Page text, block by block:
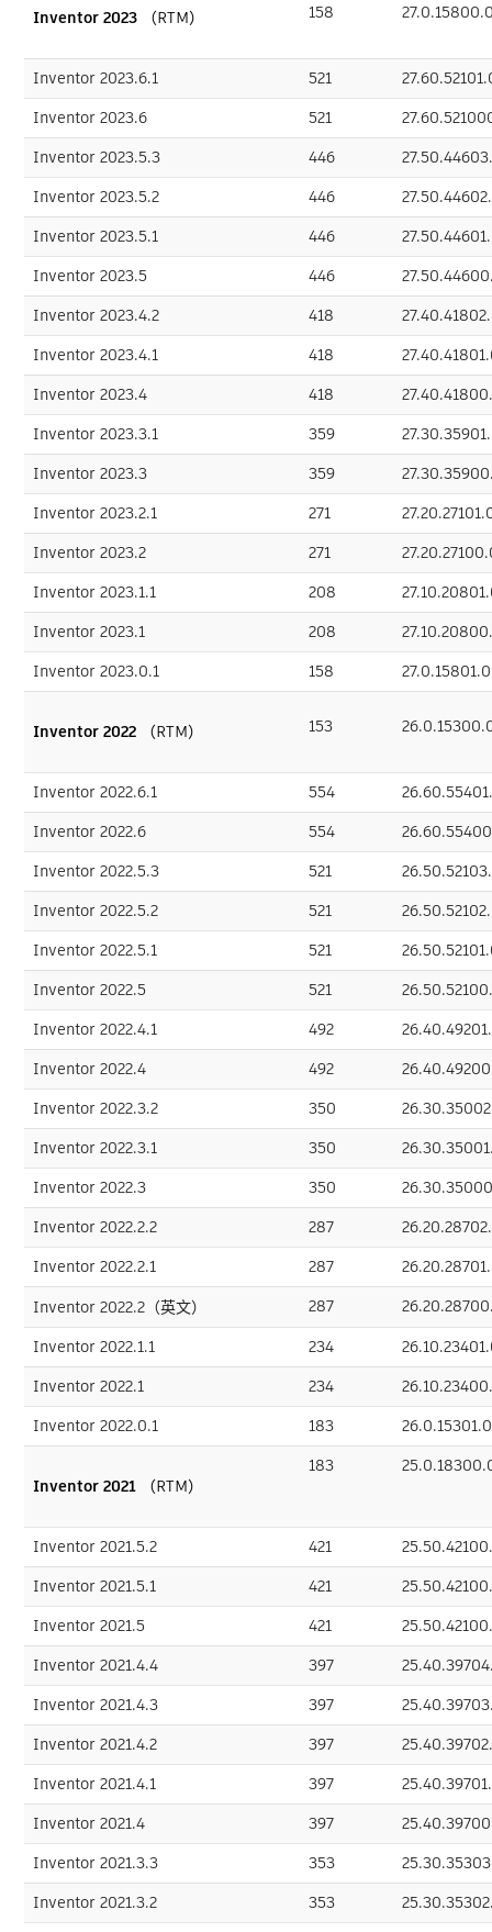
Inventor 2023 （RTM） 158
Inventor 2023.6.1 521
Inventor 2023.6
521
Inventor 2023.5.3
446
Inventor 2023.5.2
446
Inventor 2023.5.1
446
Inventor 2023.5
446
Inventor 2023.4.2
418
Inventor 2023.4.1
418
Inventor 2023.4
418
Inventor 2023.3.1
359
Inventor 2023.3
359
Inventor 2023.2.1
271
Inventor 2023.2
271
Inventor 2023.1.1
208
Inventor 2023.1
208
Inventor 2023.0.1
158
Inventor 2022 （RTM） 153
Inventor 2022.6.1 554
Inventor 2022.6
554
Inventor 2022.5.3
521
Inventor 2022.5.2
521
Inventor 2022.5.1
521
Inventor 2022.5
521
Inventor 2022.4.1
492
Inventor 2022.4
492
Inventor 2022.3.2
350
Inventor 2022.3.1
350
Inventor 2022.3
350
Inventor 2022.2.2
287
Inventor 2022.2.1
287
Inventor 2022.2（英文）
287
Inventor 2022.1.1
234
Inventor 2022.1
234
Inventor 2022.0.1
183
Inventor 2021 （RTM）
183
Inventor 2021.5.2 421
Inventor 2021.5.1
421
Inventor 2021.5
421
Inventor 2021.4.4
397
Inventor 2021.4.3
397
Inventor 2021.4.2
397
Inventor 2021.4.1
397
Inventor 2021.4
397
Inventor 2021.3.3
353
Inventor 2021.3.2
353